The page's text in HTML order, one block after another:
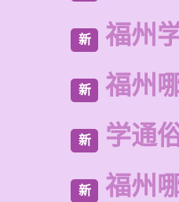
新 福州
新 福州
新 学通
新 福州